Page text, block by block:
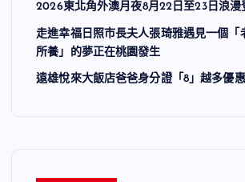
2026東北角外澳月夜8月22日至23日浪漫
走進幸福日照市長夫人張琦雅遇見一個「
所養」的夢正在桃園發生
遠雄悅來大飯店爸爸身分證「8」越多優